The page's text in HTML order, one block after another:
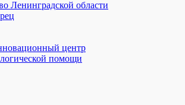
Ленинградской области
центр
помощи